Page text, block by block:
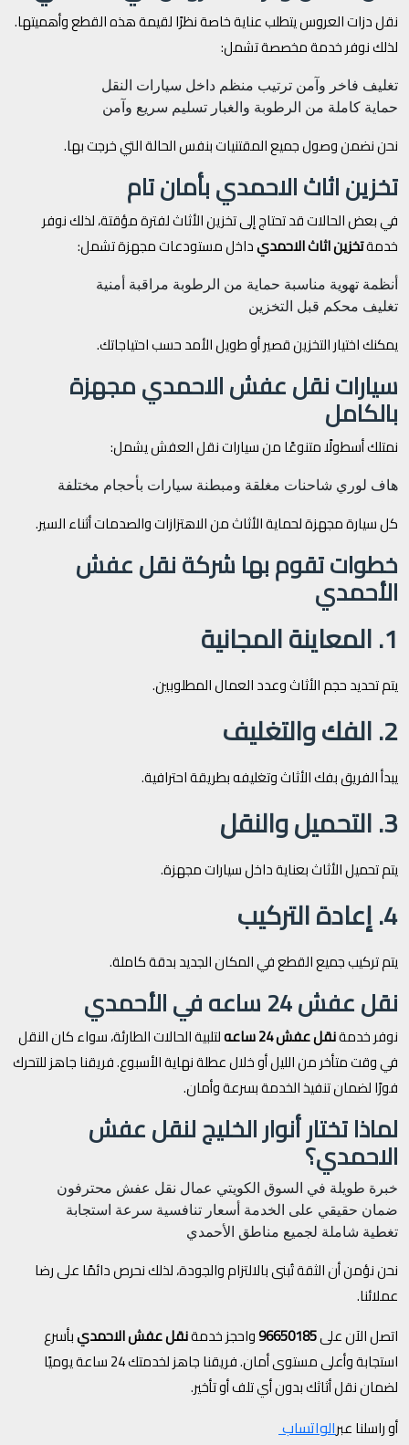
نقل دزات العروس يتطلب عناية خاصة نظرًا لقيمة هذه القطع وأهميتها.
لذلك نوفر خدمة مخصصة تشمل:
تغليف فاخر وآمن ترتيب منظم داخل سيارات النقل
حماية كاملة من الرطوبة والغبار تسليم سريع وآمن
نحن نضمن وصول جميع المقتنيات بنفس الحالة التي خرجت بها.
تخزين اثاث الاحمدي بأمان تام
في بعض الحالات قد تحتاج إلى تخزين الأثاث لفترة مؤقتة، لذلك نوفر
خدمةتخزين اثاث الاحمديداخل مستودعات مجهزة تشمل:
أنظمة تهوية مناسبة حماية من الرطوبة مراقبة أمنية
تغليف محكم قبل التخزين
يمكنك اختيار التخزين قصير أو طويل الأمد حسب احتياجاتك.
سيارات نقل عفش الاحمدي مجهزة
بالكامل
نمتلك أسطولًا متنوعًا من سيارات نقل العفش يشمل:
هاف لوري شاحنات مغلقة ومبطنة سيارات بأحجام مختلفة
كل سيارة مجهزة لحماية الأثاث من الاهتزازات والصدمات أثناء السير.
خطوات تقوم بها شركة نقل عفش
الأحمدي
1. المعاينة المجانية
يتم تحديد حجم الأثاث وعدد العمال المطلوبين.
2. الفك والتغليف
يبدأ الفريق بفك الأثاث وتغليفه بطريقة احترافية.
3. التحميل والنقل
يتم تحميل الأثاث بعناية داخل سيارات مجهزة.
4. إعادة التركيب
يتم تركيب جميع القطع في المكان الجديد بدقة كاملة.
نقل عفش 24 ساعه في الأحمدي
نوفر خدمةنقل عفش 24 ساعه
لتلبية الحالات الطارئة، سواء كان النقل
في وقت متأخر من الليل أو خلال عطلة نهاية الأسبوع. فريقنا جاهز للتحرك
فورًا لضمان تنفيذ الخدمة بسرعة وأمان.
لماذا تختار أنوار الخليج لنقل عفش
الاحمدي؟
خبرة طويلة في السوق الكويتي عمال نقل عفش محترفون
ضمان حقيقي على الخدمة أسعار تنافسية سرعة استجابة
تغطية شاملة لجميع مناطق الأحمدي
نحن نؤمن أن الثقة تُبنى بالالتزام والجودة، لذلك نحرص دائمًا على رضا
عملائنا.
اتصل الآن على96650185واحجز خدمةنقل عفش الاحمديبأسرع
استجابة وأعلى مستوى أمان. فريقنا جاهز لخدمتك 24 ساعة يوميًا
لضمان نقل أثاثك بدون أي تلف أو تأخير.
أو راسلنا عبرالواتساب